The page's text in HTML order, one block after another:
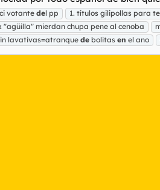
votante del pp 1. títulos gilipollas para
"agüilla" mierdan chupa pene al cenoba
lavativas=atranque de bolitas en el ano